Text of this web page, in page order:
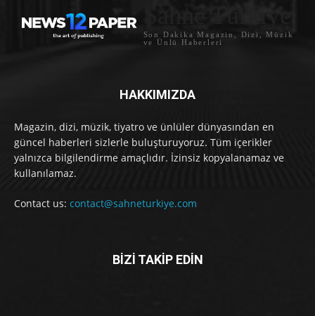
Sahne Türkiye
Son Dakika Magazin, Dizi, Müzik
ve Ünlü Haberleri
HAKKIMIZDA
Magazin, dizi, müzik, tiyatro ve ünlüler dünyasından en
güncel haberleri sizlerle buluşturuyoruz. Tüm içerikler
yalnızca bilgilendirme amaçlıdır. İzinsiz kopyalanamaz ve
kullanılamaz.
Contact us: contact@sahneturkiye.com
BİZİ TAKİP EDİN